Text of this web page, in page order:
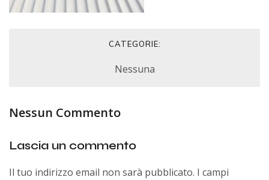
CATEGORIE:
Nessuna
Nessun Commento
Lascia un commento
Il tuo indirizzo email non sarà pubblicato. I campi